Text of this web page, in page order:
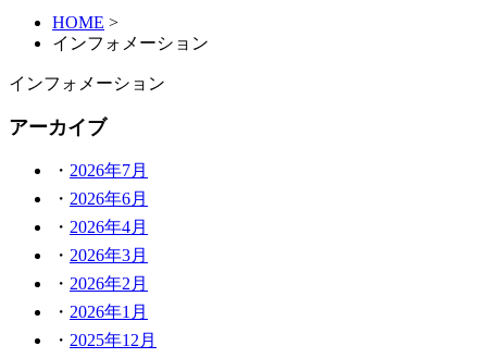
HOME >
インフォメーション
インフォメーション
アーカイブ
2026年7月
2026年6月
2026年4月
2026年3月
2026年2月
2026年1月
2025年12月